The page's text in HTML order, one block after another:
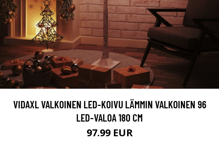
VIDAXL VALKOINEN LED-KOIVU LÄMMIN VALKOINEN 96
LED-VALOA 180 CM
97.99 EUR